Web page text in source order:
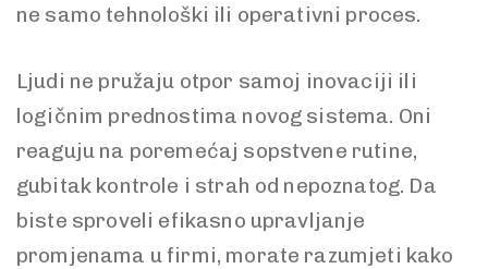
ne samo tehnološki ili operativni proces.
Ljudi ne pružaju otpor samoj inovaciji ili
logičnim prednostima novog sistema. Oni
reaguju na poremećaj sopstvene rutine,
gubitak kontrole i strah od nepoznatog. Da
biste sproveli efikasno upravljanje
promjenama u firmi, morate razumjeti kako